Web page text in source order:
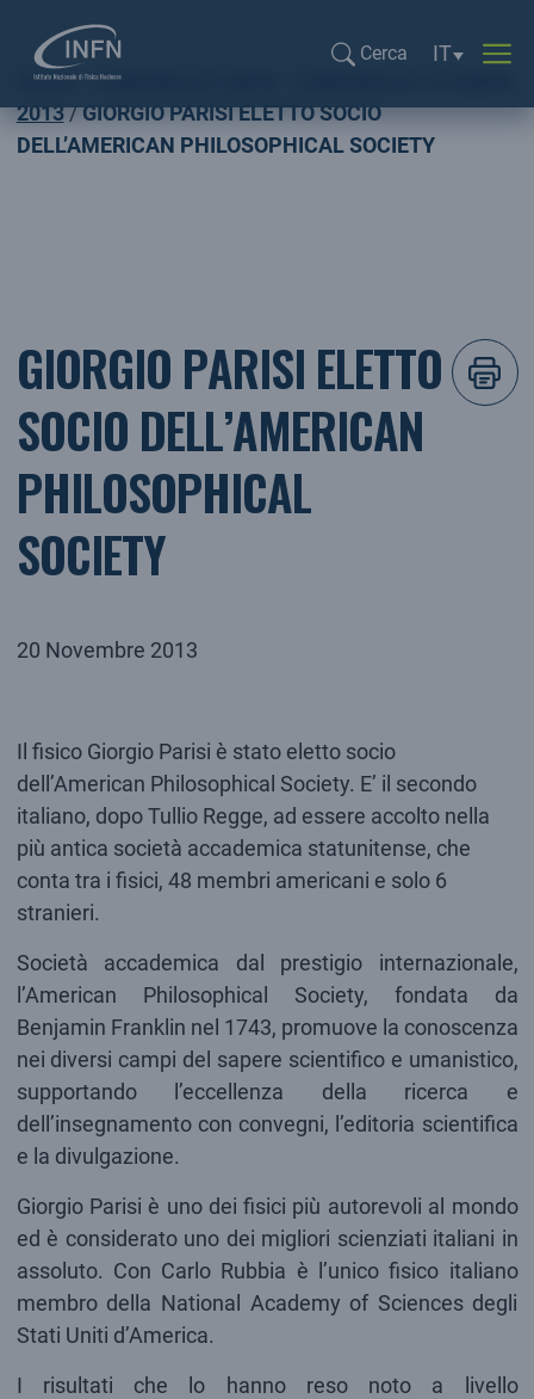
Cerca
Selezione
IT
Home
COMUNICATI INFN
2013
GIORGIO PARISI ELETTO SOCIO
DELL’AMERICAN PHILOSOPHICAL SOCIETY
GIORGIO PARISI ELETTO
SOCIO DELL’AMERICAN
PHILOSOPHICAL
SOCIETY
20 Novembre 2013
Il fisico Giorgio Parisi è stato eletto socio
dell’American Philosophical Society. E’ il secondo
italiano, dopo Tullio Regge, ad essere accolto nella
più antica società accademica statunitense, che
conta tra i fisici, 48 membri americani e solo 6
stranieri.
Società accademica dal prestigio internazionale,
l’American Philosophical Society, fondata da
Benjamin Franklin nel 1743, promuove la conoscenza
nei diversi campi del sapere scientifico e umanistico,
supportando l’eccellenza della ricerca e
dell’insegnamento con convegni, l’editoria scientifica
e la divulgazione.
Giorgio Parisi è uno dei fisici più autorevoli al mondo
ed è considerato uno dei migliori scienziati italiani in
assoluto. Con Carlo Rubbia è l’unico fisico italiano
membro della National Academy of Sciences degli
Stati Uniti d’America.
I risultati che lo hanno reso noto a livello